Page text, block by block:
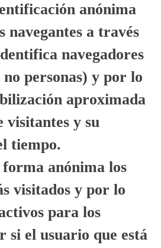
anónima
navegantes a través
navegadores
personas) y por lo
aproximada
visitantes y su
tiempo.
anónima los
visitados y por lo
para los
si el usuario que está